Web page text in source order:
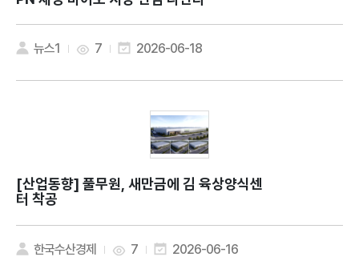
뉴스1 7 2026-06-18
[산업동향]
터 착공
한국수산경제 7 2026-06-16